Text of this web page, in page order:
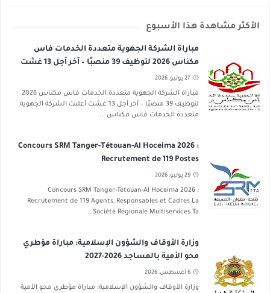
الأكثر مشاهدة هذا الأسبوع
مباراة الشركة الجهوية متعددة الخدمات فاس
مكناس 2026 لتوظيف 39 منصبًا – آخر أجل 13 غشت
2026
27 يوليو, 2026
مباراة الشركة الجهوية متعددة الخدمات فاس مكناس 2026
لتوظيف 39 منصبًا – آخر أجل 13 غشت أعلنت الشركة الجهوية
متعددة الخدمات فاس مكناس ...
Concours SRM Tanger-Tétouan-Al Hoceima 2026 :
Recrutement de 119 Postes
29 يوليو, 2026
Concours SRM Tanger-Tétouan-Al Hoceima 2026 :
Recrutement de 119 Agents, Responsables et Cadres La
Société Régionale Multiservices Ta...
وزارة الأوقاف والشؤون الإسلامية: مباراة مؤطري
محو الأمية بالمساجد 2026-2027
6 أغسطس, 2026
وزارة الأوقاف والشؤون الإسلامية: مباراة مؤطري محو الأمية